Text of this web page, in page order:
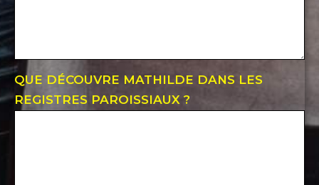
QUE DÉCOUVRE MATHILDE DANS LES
REGISTRES PAROISSIAUX ?